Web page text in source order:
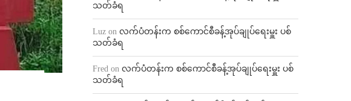
သတ်ခံရ
Luz on လက်ပံတန်းက စစ်ကောင်စီခန့်အုပ်ချုပ်ရေးမှူး ပစ်
သတ်ခံရ
Fred on လက်ပံတန်းက စစ်ကောင်စီခန့်အုပ်ချုပ်ရေးမှူး ပစ်
သတ်ခံရ